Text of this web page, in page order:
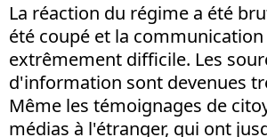
La réaction du régime a été
été coupé et la
extrêmement difficile. Les
d'information sont devenues
Même les témoignages de
médias à l'étranger, qui ont